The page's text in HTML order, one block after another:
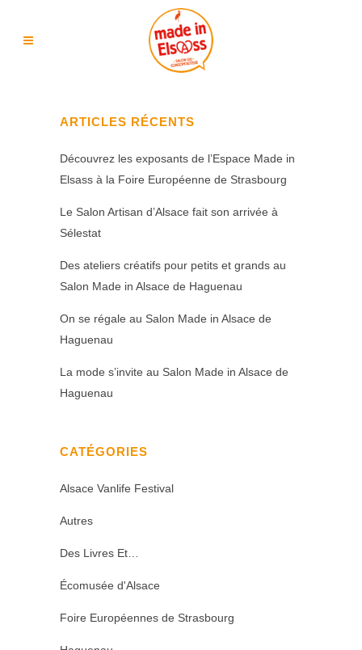
ARTICLES RÉCENTS
Découvrez les exposants de l’Espace Made in
Elsass à la Foire Européenne de Strasbourg
Le Salon Artisan d’Alsace fait son arrivée à
Sélestat
Des ateliers créatifs pour petits et grands au
Salon Made in Alsace de Haguenau
On se régale au Salon Made in Alsace de
Haguenau
La mode s’invite au Salon Made in Alsace de
Haguenau
CATÉGORIES
Alsace Vanlife Festival
Autres
Des Livres Et…
Écomusée d'Alsace
Foire Européennes de Strasbourg